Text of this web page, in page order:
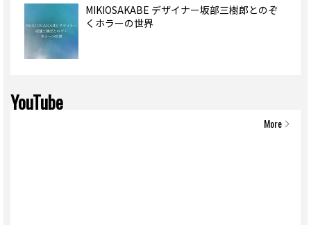
MIKIOSAKABE デザイナー坂部三樹郎とのぞ
くホラーの世界
YouTube
More